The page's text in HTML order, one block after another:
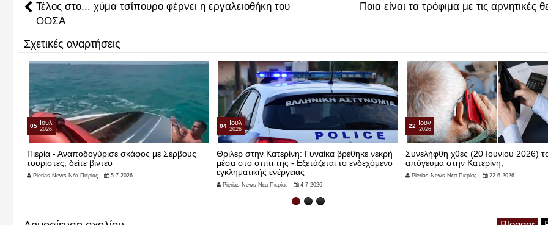
Τέλος στο... χύμα τσίπουρο φέρνει η εργαλειοθήκη του
ΟΟΣΑ
Ποια είναι τα τρόφιμα με τις αρνητικές
Σχετικές αναρτήσεις
05 Ιουλ
2026
Πιερία - Αναποδογύρισε σκάφος με Σέρβους
τουρίστες, δείτε βίντεο
Pierias News Νέα Πιερίας 5-7-2026
04 Ιουλ
2026
Θρίλερ στην Κατερίνη: Γυναίκα βρέθηκε νεκρή
μέσα στο σπίτι της - Εξετάζεται το ενδεχόμενο
εγκληματικής ενέργειας
Pierias News Νέα Πιερίας 4-7-2026
22 Ιουν
2026
Συνελήφθη χθες (20 Ιουνίου 2026)
απόγευμα στην Κατερίνη,
Pierias News Νέα Πιερίας 22-6-2026